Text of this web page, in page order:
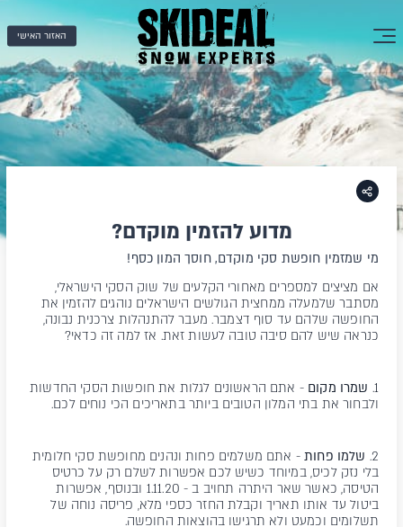
האזור האישי
מדוע להזמין מוקדם?
מי שמזמין חופשת סקי מוקדם, חוסך המון כסף!
אם מציצים למספרים מאחורי הקלעים של שוק הסקי הישראלי,
מסתבר שלמעלה ממחצית הגולשים הישראלים נוהגים להזמין את
החופשה שלהם עד סוף דצמבר. מעבר להתנהלות צרכנית נבונה,
כנראה שיש להם סיבה טובה לעשות זאת. אז למה זה כדאי?
1. שמרו מקום - אתם הראשונים לגלות את חופשות הסקי החדשות
ולבחור את בתי המלון הטובים ביותר בתאריכים הכי נוחים לכם.
2. שלמו פחות- אתם משלמים פחות ונהנים מחופשת סקי חלומית
בלי נזק לכיס, במיוחד כשיש לכם אפשרות לשלם רק על כרטיס
הטיסה, כאשר שאר היתרה תחויב ב - 1.11.20 ובנוסף, אפשרות
ביטול עד אותו תאריך וקבלת החזר כספי מלא, פריסה נוחה של
תשלומים וכמעט ולא תרגישו בהוצאות החופשה.